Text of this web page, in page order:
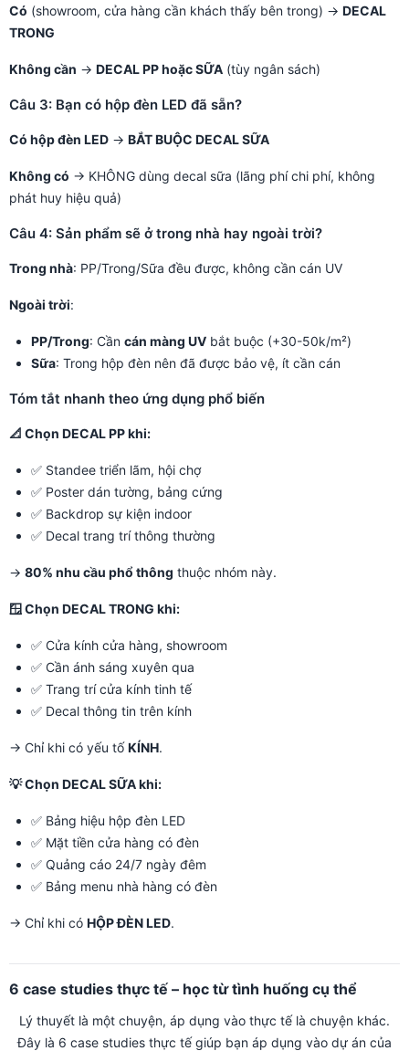
Có (showroom, cửa hàng cần khách thấy bên trong) → DECAL
TRONG
Không cần → DECAL PP hoặc SỮA (tùy ngân sách)
Câu 3: Bạn có hộp đèn LED đã sẵn?
Có hộp đèn LED → BẮT BUỘC DECAL SỮA
Không có → KHÔNG dùng decal sữa (lãng phí chi phí, không
phát huy hiệu quả)
Câu 4: Sản phẩm sẽ ở trong nhà hay ngoài trời?
Trong nhà: PP/Trong/Sữa đều được, không cần cán UV
Ngoài trời:
PP/Trong: Cần cán màng UV bắt buộc (+30-50k/m²)
Sữa: Trong hộp đèn nên đã được bảo vệ, ít cần cán
Tóm tắt nhanh theo ứng dụng phổ biến
📐 Chọn DECAL PP khi:
✅ Standee triển lãm, hội chợ
✅ Poster dán tường, bảng cứng
✅ Backdrop sự kiện indoor
✅ Decal trang trí thông thường
→ 80% nhu cầu phổ thông thuộc nhóm này.
🪟 Chọn DECAL TRONG khi:
✅ Cửa kính cửa hàng, showroom
✅ Cần ánh sáng xuyên qua
✅ Trang trí cửa kính tinh tế
✅ Decal thông tin trên kính
→ Chỉ khi có yếu tốKÍNH.
💡 Chọn DECAL SỮA khi:
✅ Bảng hiệu hộp đèn LED
✅ Mặt tiền cửa hàng có đèn
✅ Quảng cáo 24/7 ngày đêm
✅ Bảng menu nhà hàng có đèn
→ Chỉ khi có HỘP ĐÈN LED.
6 case studies thực tế – học từ tình huống cụ thể
Lý thuyết là một chuyện, áp dụng vào thực tế là chuyện khác.
Đây là 6 case studies thực tế giúp bạn áp dụng vào dự án của